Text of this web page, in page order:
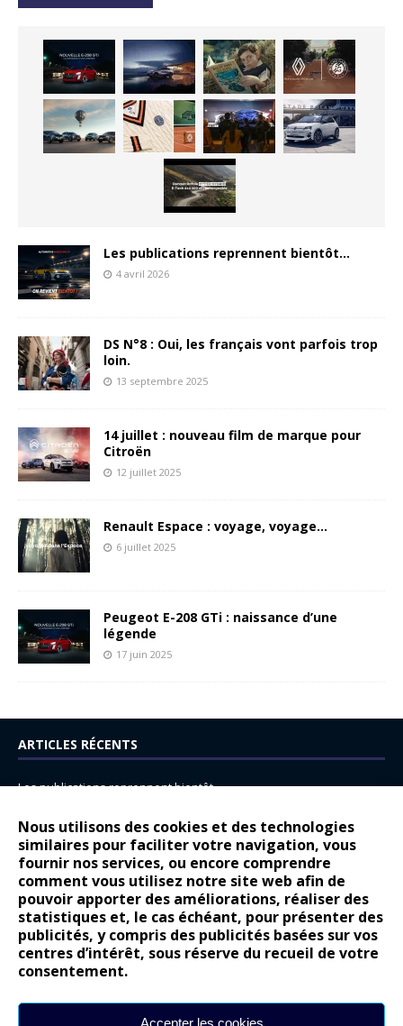
Nous utilisons des cookies et des technologies
similaires pour faciliter votre navigation, vous
fournir nos services, ou encore comprendre
comment vous utilisez notre site web afin de
pouvoir apporter des améliorations, réaliser des
statistiques et, le cas échéant, pour présenter des
publicités, y compris des publicités basées sur vos
centres d’intérêt, sous réserve du recueil de votre
consentement.
Accepter les cookies
Les publications reprennent bientôt…
4 avril 2026
DS N°8 : Oui, les français vont parfois trop
loin.
13 septembre 2025
14 juillet : nouveau film de marque pour
Citroën
12 juillet 2025
Renault Espace : voyage, voyage…
6 juillet 2025
Peugeot E-208 GTi : naissance d’une
légende
17 juin 2025
ARTICLES RÉCENTS
Les publications reprennent bientôt…
14 juillet : nouveau film de marque pour Citroën
Renault Espace : voyage, voyage…
Peugeot E-208 GTi : naissance d’une légende
COMMENTAIRES RÉCENTS
Bernard Dardartdans
Gilly